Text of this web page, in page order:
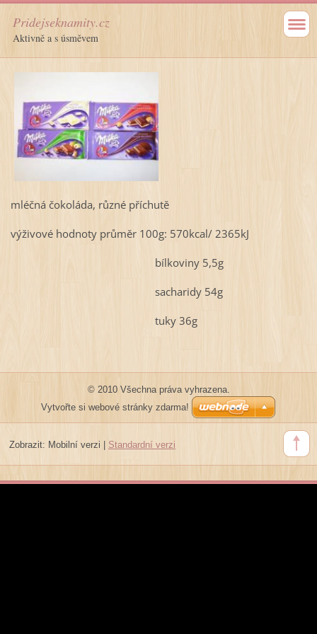
Pridejseknamity.cz
Aktivně a s úsměvem
mléčná čokoláda, různé příchutě
výživové hodnoty průměr 100g: 570kcal/ 2365kJ
bílkoviny 5,5g
sacharidy 54g
tuky 36g
© 2010 Všechna práva vyhrazena.
Vytvořte si webové stránky zdarma!
Zobrazit: Mobilní verzi | Standardní verzi